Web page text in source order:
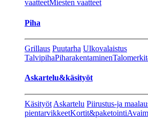
vaatteetMiesten vaatteet
Piha
Grillaus Puutarha Ulkovalaistus
TalvipihaPiharakentaminen
Askartelu&käsityöt
Käsityöt Askartelu Piirustus-ja
pientarvikkeetKortit&paketointi